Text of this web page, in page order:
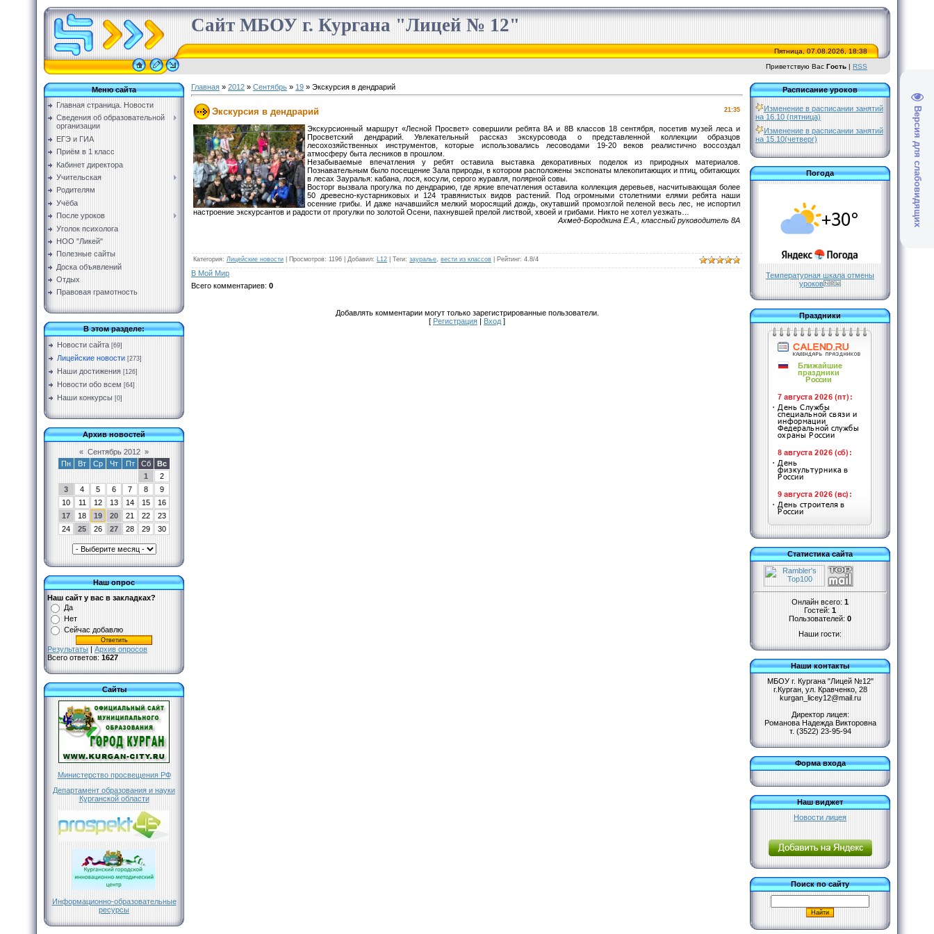
Версия для слабовидящих
Сайт МБОУ г. Кургана "Лицей № 12"
Пятница, 07.08.2026, 18:38
Приветствую Вас Гость | RSS
Меню сайта
Главная страница. Новости
Сведения об образовательной
организации
ЕГЭ и ГИА
Приём в 1 класс
Кабинет директора
Учительская
Родителям
Учёба
После уроков
Уголок психолога
НОО "Ликей"
Полезные сайты
Доска объявлений
Отдых
Правовая грамотность
В этом разделе:
Новости сайта [69]
Лицейские новости [273]
Наши достижения [126]
Новости обо всем [64]
Наши конкурсы [0]
Архив новостей
« Сентябрь 2012 »
Пн
Вт Ср Чт Пт Сб
Вс
1
2
3
4 5 6 7 8
9
10
11 12 13 14 15
16
17
18 19 20 21 22
23
24
25 26 27 28 29 30
Наш опрос
Наш сайт у вас в закладках?
Да
Нет
Сейчас добавлю
Результаты | Архив опросов
Всего ответов: 1627
Сайты
Министерство просвещения РФ
Департамент образования и науки
Курганской области
Информационно-образовательные
ресурсы
Главная » 2012 » Сентябрь » 19 » Экскурсия в дендрарий
21:35
Экскурсия в дендрарий
Экскурсионный маршрут «Лесной Просвет» совершили ребята 8А и 8В классов 18 сентября, посетив музей леса и
Просветский дендрарий. Увлекательный рассказ экскурсовода о представленной коллекции образцов
лесохозяйственных инструментов, которые использовались лесоводами 19-20 веков реалистично воссоздал
атмосферу быта лесников в прошлом.
Незабываемые впечатления у ребят оставила выставка декоративных поделок из природных материалов.
Познавательным было посещение Зала природы, в котором расположены экспонаты млекопитающих и птиц, обитающих
в лесах Зауралья: кабана, лося, косули, серого журавля, полярной совы.
Восторг вызвала прогулка по дендрарию, где яркие впечатления оставила коллекция деревьев, насчитывающая более
50 древесно-кустарниковых и 124 травянистых видов растений. Под огромными столетними елями ребята наши
осенние грибы. И даже начавшийся мелкий моросящий дождь, окутавший промозглой пеленой весь лес, не испортил
настроение экскурсантов и радости от прогулки по золотой Осени, пахнувшей прелой листвой, хвоей и грибами. Никто не хотел уезжать…
Ахмед-Бородкина Е.А., классный руководитель 8А
Категория: Лицейские новости Просмотров: 1196 | Добавил: L12 Теги: зауралье вести из классов Рейтинг: 4.8/4
В Мой Мир
Всего комментариев: 0
Добавлять комментарии могут только зарегистрированные пользователи.
[ Регистрация | Вход ]
Расписание уроков
Изменение в расписании занятий
на 16.10 (пятница)
Изменение в расписании занятий
на 15.10(четверг)
Погода
Температурная шкала отмены
уроков
Праздники
Статистика сайта
Онлайн всего: 1
Гостей: 1
Пользователей: 0
Наши гости:
Наши контакты
МБОУ г. Кургана "Лицей №12"
г.Курган, ул. Кравченко, 28
kurgan_licey12@mail.ru
Директор лицея:
Романова Надежда Викторовна
т. (3522) 23-95-94
Форма входа
Наш виджет
Новости лицея
Поиск по сайту